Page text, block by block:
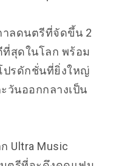
าลดนตรีที่จัดขึ้น 2
ที่สุดในโลก พร้อม
ปรดักชั่นที่ยิ่งใหญ่
วันออกกลางเป็น
Ultra Music